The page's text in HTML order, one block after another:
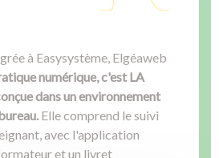
à Easysystème, Elgéaweb
numérique, c'est LA
dans un environnement
Elle comprend le suivi
avec l'application
et un livret